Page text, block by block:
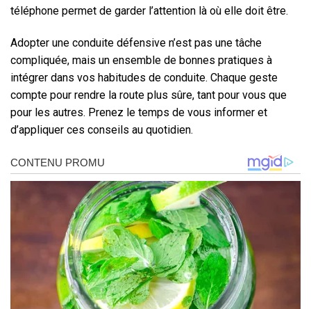
téléphone permet de garder l’attention là où elle doit être.
Adopter une conduite défensive n’est pas une tâche
compliquée, mais un ensemble de bonnes pratiques à
intégrer dans vos habitudes de conduite. Chaque geste
compte pour rendre la route plus sûre, tant pour vous que
pour les autres. Prenez le temps de vous informer et
d’appliquer ces conseils au quotidien.